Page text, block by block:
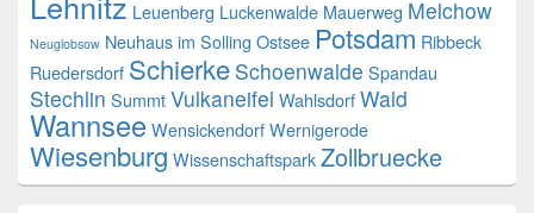
Leuenberg Luckenwalde Mauerweg Melchow
Neuglobsow Neuhaus im Solling Ostsee Potsdam Ribbeck
Ruedersdorf Schierke Schoenwalde Spandau
Stechlin SummtVulkaneifel WahlsdorfWald
WannseeWensickendorfWernigerode
Wiesenburg WissenschaftsparkZollbruecke